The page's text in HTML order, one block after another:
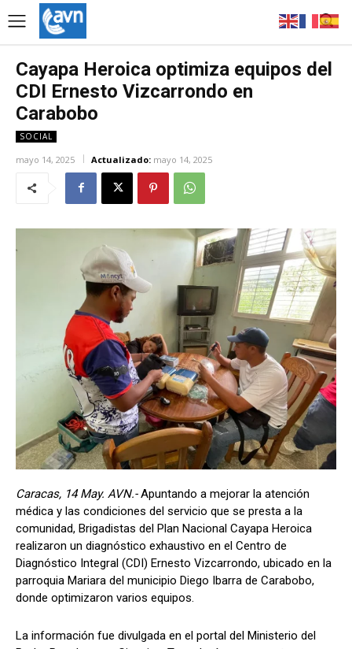
Cayapa Heroica optimiza equipos del
CDI Ernesto Vizcarrondo en
Carabobo
SOCIAL
mayo 14, 2025 Actualizado: mayo 14, 2025
Caracas, 14 May. AVN.-Apuntando a mejorar la atención
médica y las condiciones del servicio que se presta a la
comunidad, Brigadistas del Plan Nacional Cayapa Heroica
realizaron un diagnóstico exhaustivo en el Centro de
Diagnóstico Integral (CDI) Ernesto Vizcarrondo, ubicado en la
parroquia Mariara del municipio Diego Ibarra de Carabobo,
donde optimizaron varios equipos.
La información fue divulgada en el portal del Ministerio del